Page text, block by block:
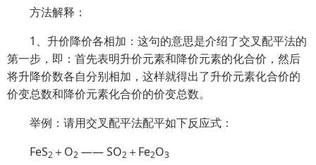
方法解释：
1、升价降价各相加：这句的意思是介绍了交叉配平法的
第一步，即：首先表明升价元素和降价元素的化合价，然后
将升降价数各自分别相加，这样就得出了升价元素化合价的
价变总数和降价元素化合价的价变总数。
举例：请用交叉配平法配平如下反应式：
FeS2 ＋O2 —— SO2 ＋Fe2O3